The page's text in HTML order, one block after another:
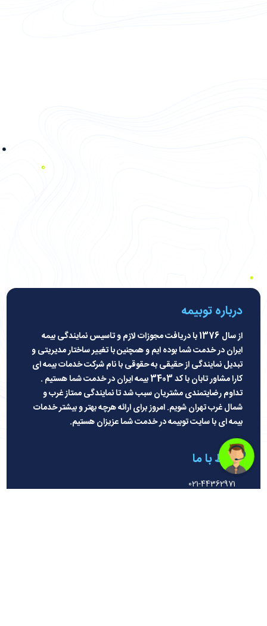
درباره توبیمه
از سال 1376 با دریافت مجوزات لازم و تاسیس نمایندگی بیمه
ایران در خدمت شما بوده ایم و همچنین با تغییر ساختار مدیریتی و
تبدیل نمایندگی از حقیقی به حقوقی با نام شرکت خدمات بیمه ای
کارا مشاور تابان با کد 3403 بیمه ایران در خدمت شما هستیم .
تداوم رضایتمندی مشتریان سبب شد تا نمایندگی ممتاز غرب و
شمال غرب تهران شویم. امروز برای ارائه هرچه بهتر و بیشتر خدمات
بیمه ای با سایت توبیمه در خدمت شما عزیزان هستیم.
ارتباط با ما
021-44362971